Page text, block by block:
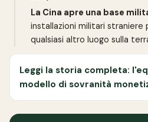
La Cina apre una base
installazioni militari straniere
qualsiasi altro luogo sulla
Leggi la storia completa:
modello di sovranità